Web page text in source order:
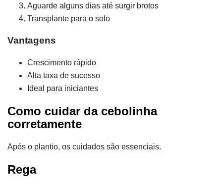
Aguarde alguns dias até surgir brotos
Transplante para o solo
Vantagens
Crescimento rápido
Alta taxa de sucesso
Ideal para iniciantes
Como cuidar da cebolinha
corretamente
Após o plantio, os cuidados são essenciais.
Rega